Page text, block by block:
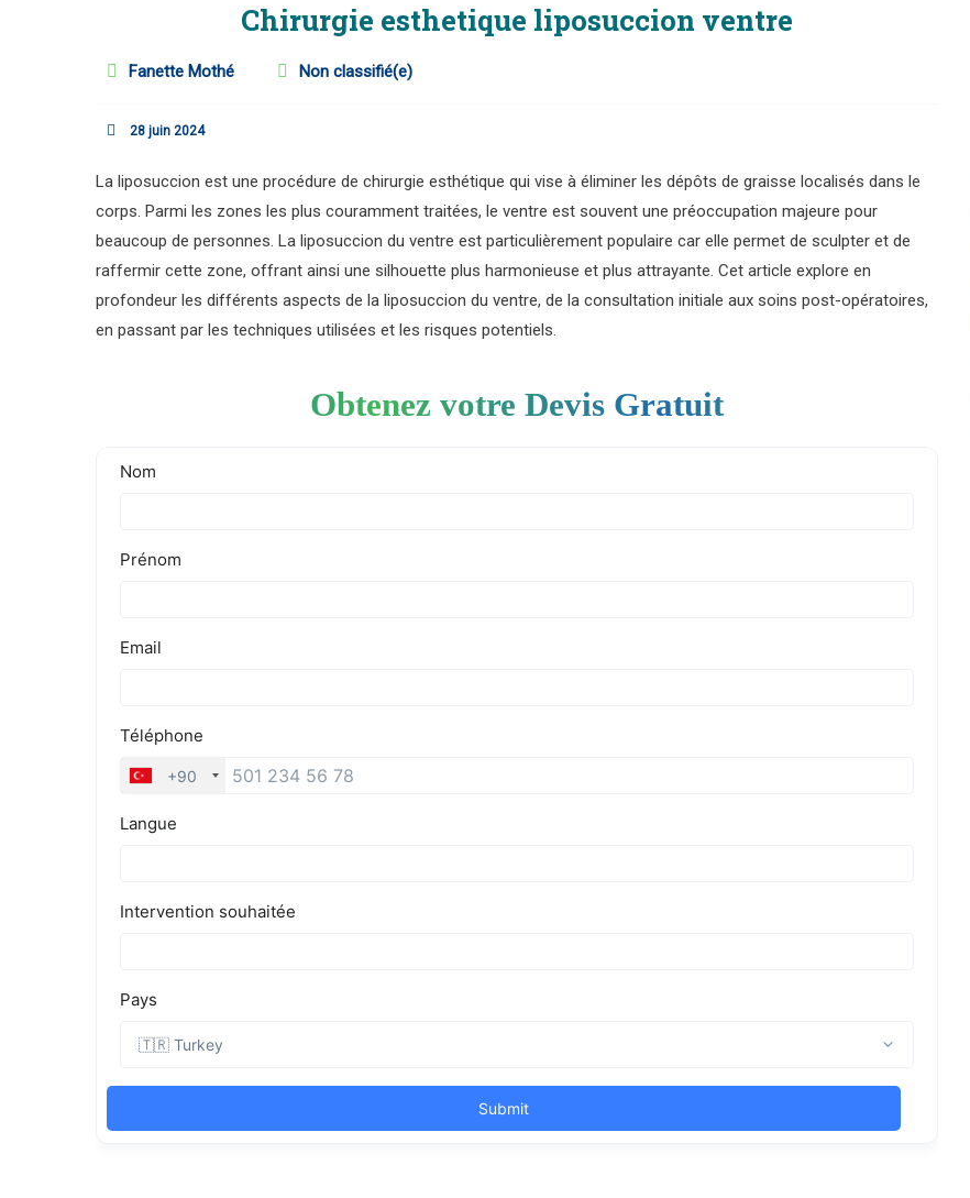
Chirurgie esthetique liposuccion ventre
Fanette Mothé Non classifié(e)
28 juin 2024
La liposuccion est une procédure de chirurgie esthétique qui vise à éliminer les dépôts de graisse localisés dans le
corps. Parmi les zones les plus couramment traitées, le ventre est souvent une préoccupation majeure pour
beaucoup de personnes. La liposuccion du ventre est particulièrement populaire car elle permet de sculpter et de
raffermir cette zone, offrant ainsi une silhouette plus harmonieuse et plus attrayante. Cet article explore en
profondeur les différents aspects de la liposuccion du ventre, de la consultation initiale aux soins post-opératoires,
en passant par les techniques utilisées et les risques potentiels.
Obtenez votre Devis Gratuit